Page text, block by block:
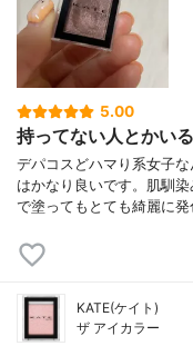
5.00
持ってない人とかい
デパコスどハマり系女子
はかなり良いです。肌馴
で塗ってもとても綺麗に
KATE(ケイト)
ザ アイカラー